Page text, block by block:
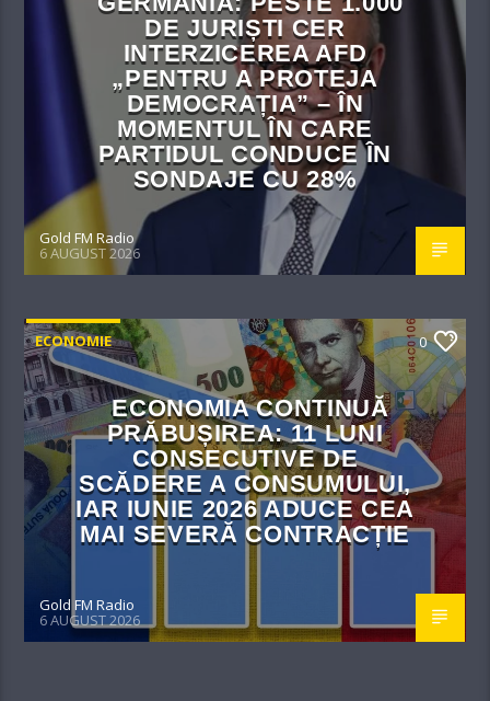
DE JURIȘTI CER
INTERZICEREA AFD
„PENTRU A PROTEJA
DEMOCRAȚIA” – ÎN
MOMENTUL ÎN CARE
PARTIDUL CONDUCE ÎN
SONDAJE CU 28%
Gold FM Radio
6 AUGUST 2026
ECONOMIE 0
ECONOMIA CONTINUĂ
PRĂBUȘIREA: 11 LUNI
CONSECUTIVE DE
SCĂDERE A CONSUMULUI,
IAR IUNIE 2026 ADUCE CEA
MAI SEVERĂ CONTRACȚIE
Gold FM Radio
6 AUGUST 2026